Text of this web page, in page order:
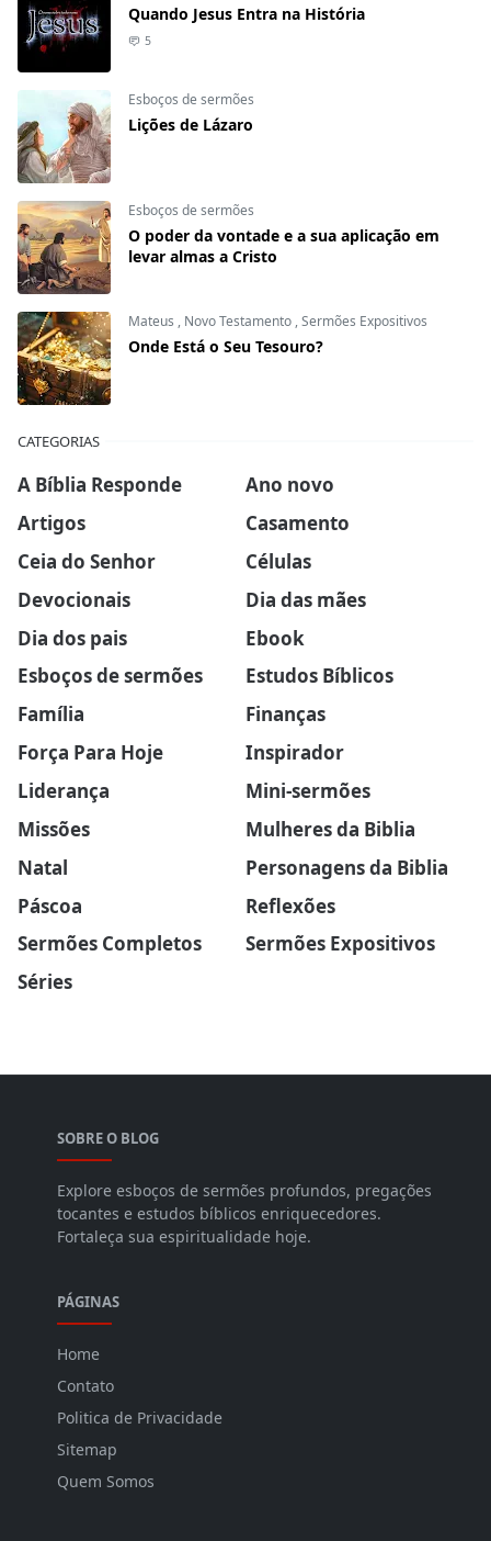
Quando Jesus Entra na História
5
Esboços de sermões
Lições de Lázaro
Esboços de sermões
O poder da vontade e a sua aplicação em
levar almas a Cristo
Mateus , Novo Testamento ,Sermões Expositivos
Onde Está o Seu Tesouro?
CATEGORIAS
A Bíblia Responde
Ano novo
Artigos
Casamento
Ceia do Senhor
Células
Devocionais
Dia das mães
Dia dos pais
Ebook
Esboços de sermões
Estudos Bíblicos
Família
Finanças
Força Para Hoje
Inspirador
Liderança
Mini-sermões
Missões
Mulheres da Biblia
Natal
Personagens da Biblia
Páscoa
Reflexões
Sermões Completos
Sermões Expositivos
Séries
SOBRE O BLOG
Explore esboços de sermões profundos, pregações
tocantes e estudos bíblicos enriquecedores.
Fortaleça sua espiritualidade hoje.
PÁGINAS
Home
Contato
Politica de Privacidade
Sitemap
Quem Somos